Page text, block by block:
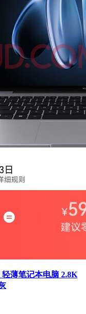
薄笔记本电脑 2.8K